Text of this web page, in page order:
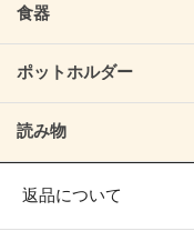
食器
ポットホルダー
読み物
返品について